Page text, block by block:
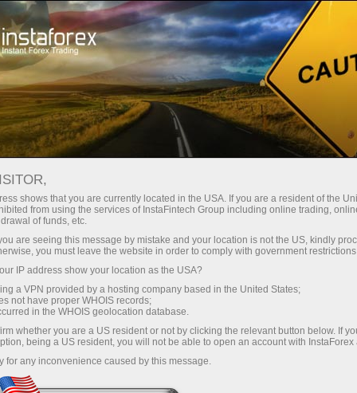
Para operadores
Condiciones comerciales
GOOG
353.46 (%) 07 Aug 2026 19:59
Comprar
353.46
353.24
Comentarios de los operadores
shows that you are currently located in the USA. If you are a resident of the
from using the services of InstaFintech Group including online trading,
of funds, etc.
are seeing this message by mistake and your location is not the US, kindly
you must leave the website in order to comply with government
IP address show your location as the USA?
a VPN provided by a hosting company based in the United States;
not have proper WHOIS records;
in the WHOIS geolocation database.
whether you are a US resident or not by clicking the relevant button below. If
being a US resident, you will not be able to open an account with InstaForex
for any inconvenience caused by this message.